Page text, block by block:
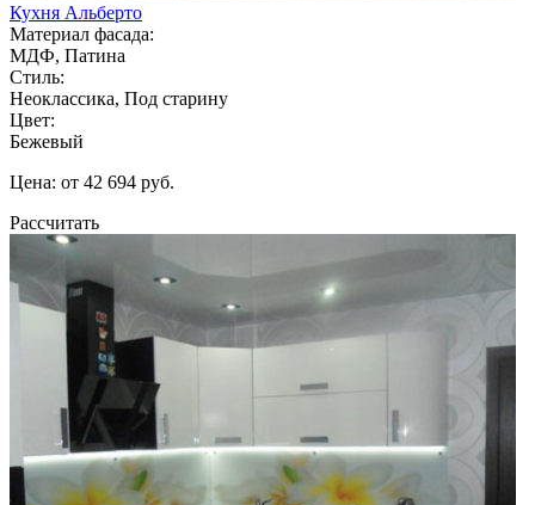
Кухня Альберто
Материал фасада:
МДФ, Патина
Стиль:
Неоклассика, Под старину
Цвет:
Бежевый
Цена: от 42 694 руб.
Рассчитать